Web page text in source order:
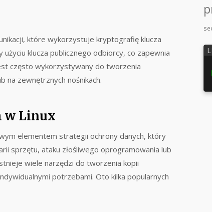
które wykorzystuje kryptografię klucza
klucza publicznego odbiorcy, co zapewnia
często wykorzystywany do tworzenia
na zewnętrznych nośnikach.
w Linux
elementem strategii ochrony danych, który
sprzętu, ataku złośliwego oprogramowania lub
wiele narzędzi do tworzenia kopii
potrzebami. Oto kilka popularnych